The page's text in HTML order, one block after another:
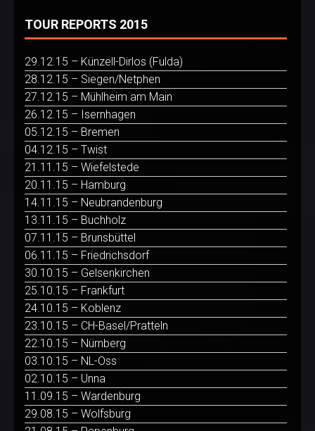
TOUR REPORTS 2015
29.12.15 – Künzell-Dirlos (Fulda)
28.12.15 – Siegen/Netphen
27.12.15 – Mühlheim am Main
26.12.15 – Isernhagen
05.12.15 – Bremen
04.12.15 – Twist
21.11.15 – Wiefelstede
20.11.15 – Hamburg
14.11.15 – Neubrandenburg
13.11.15 – Buchholz
07.11.15 – Brunsbüttel
06.11.15 – Friedrichsdorf
30.10.15 – Gelsenkirchen
25.10.15 – Frankfurt
24.10.15 – Koblenz
23.10.15 – CH-Basel/Pratteln
22.10.15 – Nürnberg
03.10.15 – NL-Oss
02.10.15 – Unna
11.09.15 – Wardenburg
29.08.15 – Wolfsburg